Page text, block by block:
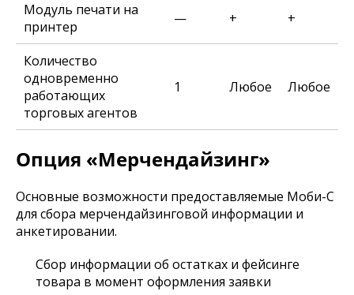
Модуль печати на
принтер
— + +
Количество
одновременно
работающих
торговых агентов
1 Любое Любое
Опция «Мерчендайзинг»
Основные возможности предоставляемые Моби-С
для сбора мерчендайзинговой информации и
анкетировании.
Сбор информации об остатках и фейсинге
товара в момент оформления заявки